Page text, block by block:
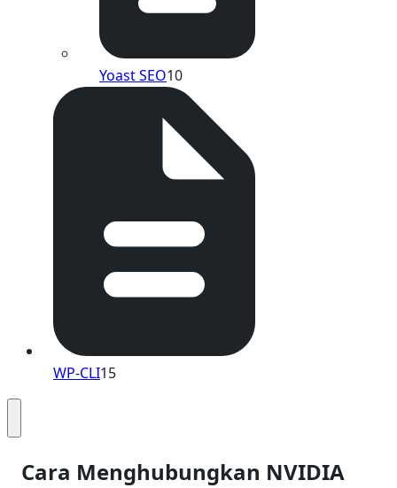
Yoast SEO10
WP-CLI15
Cara Menghubungkan NVIDIA